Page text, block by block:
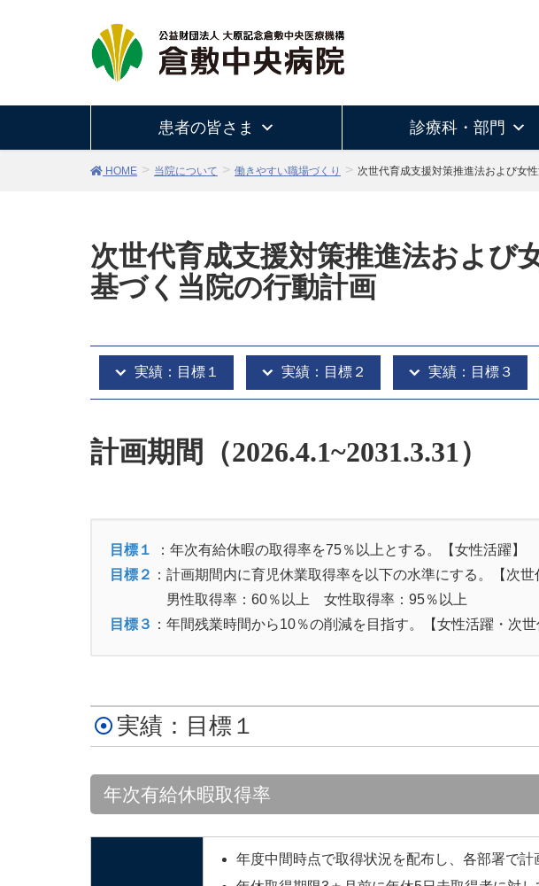
患者の皆さま 診療科・部門
HOME 当院について 働きやすい職場づくり 次世代育成支援対策推進法および女
次世代育成支援対策推進法および
基づく当院の行動計画
実績：目標１ 実績：目標２ 実績：目標３
計画期間（2026.4.1~2031.3.31）
目標１
：年次有給休暇の取得率を75％以上とする。【女性活躍】
目標２ ：計画期間内に育児休業取得率を以下の水準にする。【次世
男性取得率：60％以上 女性取得率：95％以上
目標３ ：年間残業時間から10％の削減を目指す。【女性活躍・次世
実績：目標１
年次有給休暇取得率
年度中間時点で取得状況を配布し、各部署で計